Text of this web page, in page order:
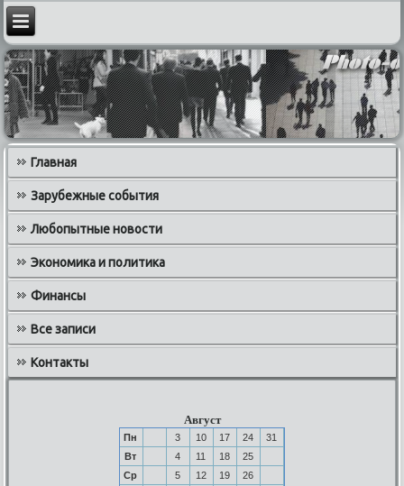
Главная
Зарубежные события
Любопытные новости
Экономика и политика
Финансы
Все записи
Контакты
Август
Пн 3 10 17 24
31
Вт
4 11 18
25
Ср
5 12 19
26